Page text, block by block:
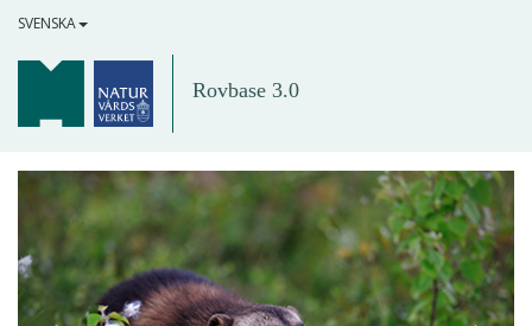
SVENSKA
Rovbase 3.0
Föregående